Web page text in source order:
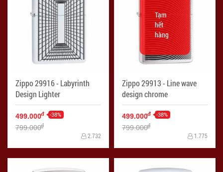
Zippo 29916 - Labyrinth
Design Lighter
499.000đ -38%
799.000đ
2.732
Zippo 29913 - Line wave
design chrome
Tạm
hết
hàng
499.000đ -38%
799.000đ
1.775